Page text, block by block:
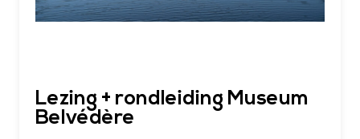
Lezing + rondleiding Museum
Belvédère